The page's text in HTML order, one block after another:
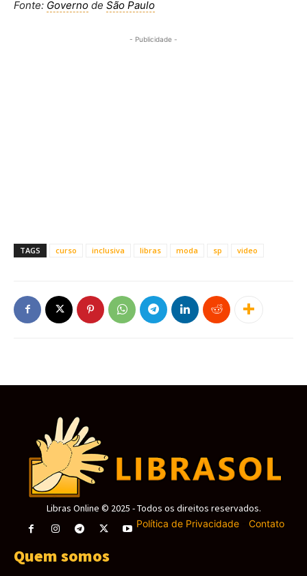
Fonte: Governo de São Paulo
- Publicidade -
TAGS curso inclusiva libras moda sp video
Libras Online © 2025 - Todos os direitos reservados.
Política de Privacidade- Contato
Quem somos